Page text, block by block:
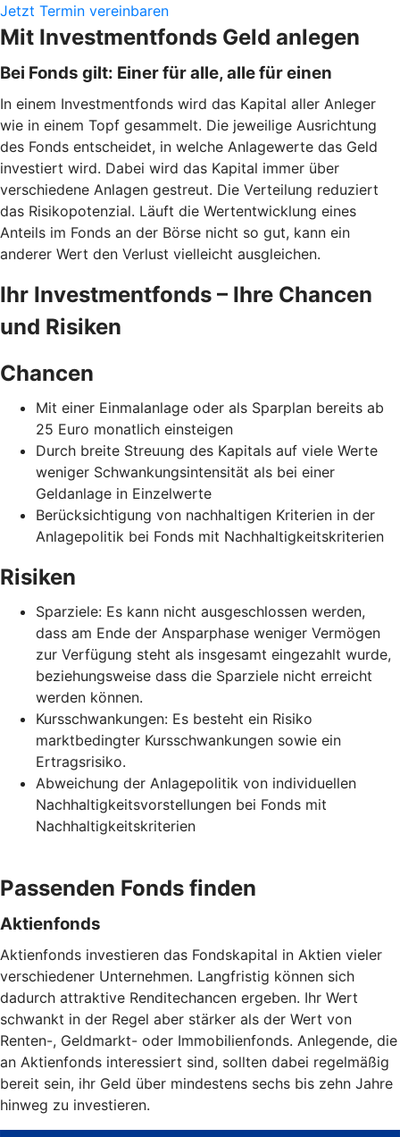
Jetzt Termin vereinbaren
Mit Investmentfonds Geld anlegen
Bei Fonds gilt: Einer für alle, alle für einen
In einem Investmentfonds wird das Kapital aller Anleger
wie in einem Topf gesammelt. Die jeweilige Ausrichtung
des Fonds entscheidet, in welche Anlagewerte das Geld
investiert wird. Dabei wird das Kapital immer über
verschiedene Anlagen gestreut. Die Verteilung reduziert
das Risikopotenzial. Läuft die Wertentwicklung eines
Anteils im Fonds an der Börse nicht so gut, kann ein
anderer Wert den Verlust vielleicht ausgleichen.
Ihr Investmentfonds – Ihre Chancen
und Risiken
Chancen
Mit einer Einmalanlage oder als Sparplan bereits ab
25 Euro monatlich einsteigen
Durch breite Streuung des Kapitals auf viele Werte
weniger Schwankungsintensität als bei einer
Geldanlage in Einzelwerte
Berücksichtigung von nachhaltigen Kriterien in der
Anlagepolitik bei Fonds mit Nachhaltigkeitskriterien
Risiken
Sparziele: Es kann nicht ausgeschlossen werden,
dass am Ende der Ansparphase weniger Vermögen
zur Verfügung steht als insgesamt eingezahlt wurde,
beziehungsweise dass die Sparziele nicht erreicht
werden können.
Kursschwankungen: Es besteht ein Risiko
marktbedingter Kursschwankungen sowie ein
Ertragsrisiko.
Abweichung der Anlagepolitik von individuellen
Nachhaltigkeitsvorstellungen bei Fonds mit
Nachhaltigkeitskriterien
Passenden Fonds finden
Aktienfonds
Aktienfonds investieren das Fondskapital in Aktien vieler
verschiedener Unternehmen. Langfristig können sich
dadurch attraktive Renditechancen ergeben. Ihr Wert
schwankt in der Regel aber stärker als der Wert von
Renten-, Geldmarkt- oder Immobilienfonds. Anlegende, die
an Aktienfonds interessiert sind, sollten dabei regelmäßig
bereit sein, ihr Geld über mindestens sechs bis zehn Jahre
hinweg zu investieren.